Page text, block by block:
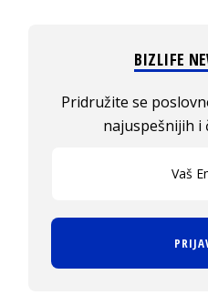
BIZLIFE
Pridružite se
najuspešnijih i